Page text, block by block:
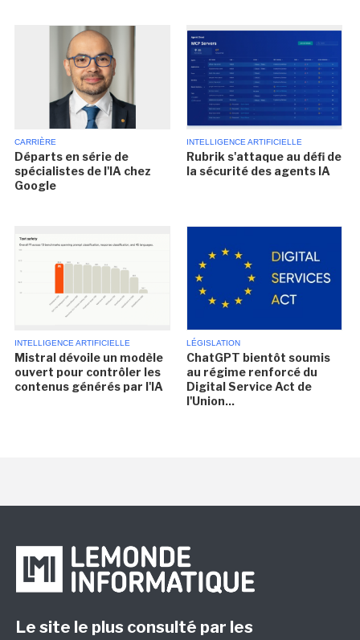
CARRIÈRE
Départs en série de
spécialistes de l'IA chez
Google
INTELLIGENCE ARTIFICIELLE
Rubrik s'attaque au défi de
la sécurité des agents IA
INTELLIGENCE ARTIFICIELLE
Mistral dévoile un modèle
ouvert pour contrôler les
contenus générés par l'IA
LÉGISLATION
ChatGPT bientôt soumis
au régime renforcé du
Digital Service Act de
l'Union...
Le site le plus consulté par les